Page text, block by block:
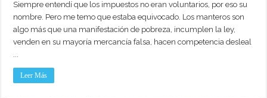
Siempre entendí que los impuestos no eran voluntarios, por eso su
nombre. Pero me temo que estaba equivocado. Los manteros son
algo más que una manifestación de pobreza, incumplen la ley,
venden en su mayoría mercancía falsa, hacen competencia desleal
Leer Más